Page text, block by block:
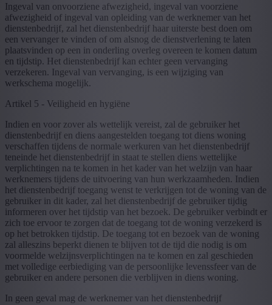
Ingeval van onvoorziene afwezigheid, ingeval van voorziene
afwezigheid of ingeval van opleiding van de werknemer van het
dienstenbedrijf, zal het dienstenbedrijf haar uiterste best doen om
een vervanger te vinden of om alsnog de dienstverlening te laten
plaatsvinden op een in onderling overleg overeen te komen datum
en tijdstip. Het dienstenbedrijf kan echter geen vervanging
verzekeren. Ingeval van vervanging, is een wijziging van
werkschema mogelijk.
Artikel 5 - Veiligheid en hygiëne
Indien en voor zover als wettelijk vereist, zal de gebruiker het
dienstenbedrijf en diens aangestelden toegang tot diens woning
verschaffen tijdens de normale werkuren van het dienstenbedrijf
teneinde het dienstenbedrijf in staat te stellen diens wettelijke
verplichtingen na te komen in het kader van het welzijn van haar
werknemers tijdens de uitvoering van hun werkzaamheden. Indien
het dienstenbedrijf toegang wenst te verkrijgen tot de woning van de
gebruiker in dit kader, zal het dienstenbedrijf de gebruiker tijdig
informeren over het tijdstip van het bezoek. De gebruiker verbindt er
zich toe ervoor te zorgen dat de toegang tot de woning verzekerd is
op het betrokken tijdstip. De toegang tot en bezoek van de woning
zal alleszins beperkt dienen te blijven tot de tijd die nodig is om
voormelde welzijnsverplichtingen na te komen en zal geschieden
met volledige eerbiediging van de persoonlijke levenssfeer van de
gebruiker en andere personen die verblijven in diens woning.
In geen geval mag de werknemer van het dienstenbedrijf